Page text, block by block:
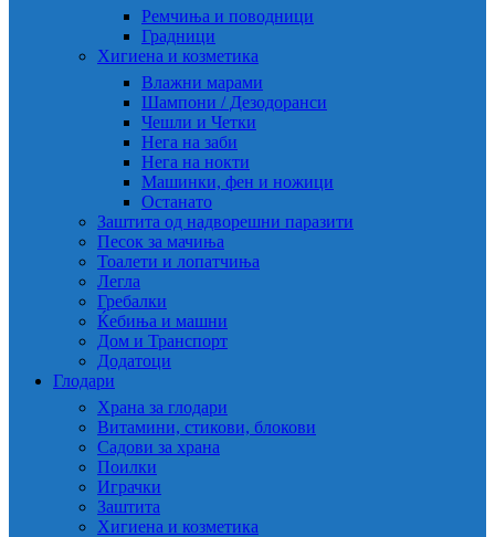
Ремчиња и поводници
Градници
Хигиена и козметика
Влажни марами
Шампони / Дезодоранси
Чешли и Четки
Нега на заби
Нега на нокти
Машинки, фен и ножици
Останато
Заштита од надворешни паразити
Песок за мачиња
Тоалети и лопатчиња
Легла
Гребалки
Ќебиња и машни
Дом и Транспорт
Додатоци
Глодари
Храна за глодари
Витамини, стикови, блокови
Садови за храна
Поилки
Играчки
Заштита
Хигиена и козметика